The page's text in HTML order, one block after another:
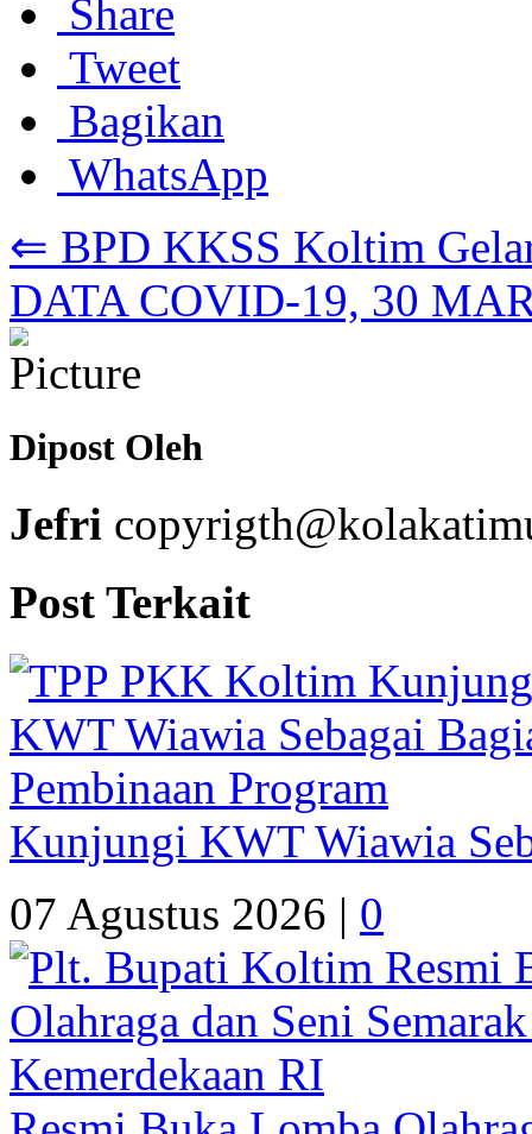
Share
Tweet
Bagikan
WhatsApp
⇐ BPD KKSS Koltim
DATA COVID-19, 30
Dipost Oleh
Jefri
Post Terkait
Kunjungi KWT Wiawia
07 Agustus 2026 | 0